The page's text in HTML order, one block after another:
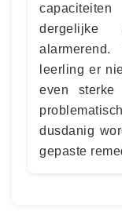
dergelijke
leerling er
even
dusdanig
gepaste